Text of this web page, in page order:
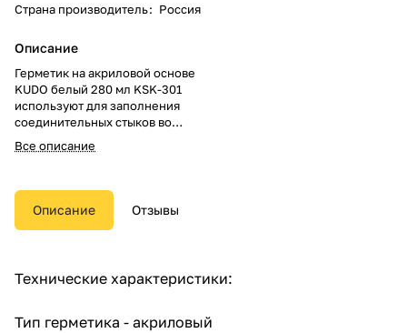
Страна производитель: Россия
Описание
Герметик на акриловой основе
KUDO белый 280 мл KSK-301
используют для заполнения
соединительных стыков во
время строительных и
ремонтных работ внутри
Продукт подходит для
уплотнения зазоров между
рамами, плинтусами,
кладкой.
Все описание
Описание Отзывы
Технические характеристики:
Тип герметика - акриловый